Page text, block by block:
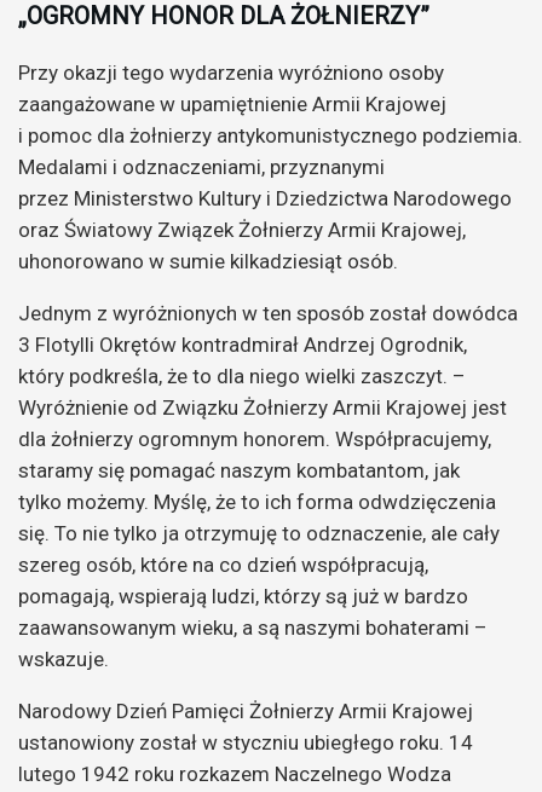
„OGROMNY HONOR DLA ŻOŁNIERZY”
Przy okazji tego wydarzenia wyróżniono osoby
zaangażowane w upamiętnienie Armii Krajowej
i pomoc dla żołnierzy antykomunistycznego podziemia.
Medalami i odznaczeniami, przyznanymi
przez Ministerstwo Kultury i Dziedzictwa Narodowego
oraz Światowy Związek Żołnierzy Armii Krajowej,
uhonorowano w sumie kilkadziesiąt osób.
Jednym z wyróżnionych w ten sposób został dowódca
3 Flotylli Okrętów kontradmirał Andrzej Ogrodnik,
który podkreśla, że to dla niego wielki zaszczyt. –
Wyróżnienie od Związku Żołnierzy Armii Krajowej jest
dla żołnierzy ogromnym honorem. Współpracujemy,
staramy się pomagać naszym kombatantom, jak
tylko możemy. Myślę, że to ich forma odwdzięczenia
się. To nie tylko ja otrzymuję to odznaczenie, ale cały
szereg osób, które na co dzień współpracują,
pomagają, wspierają ludzi, którzy są już w bardzo
zaawansowanym wieku, a są naszymi bohaterami –
wskazuje.
Narodowy Dzień Pamięci Żołnierzy Armii Krajowej
ustanowiony został w styczniu ubiegłego roku. 14
lutego 1942 roku rozkazem Naczelnego Wodza